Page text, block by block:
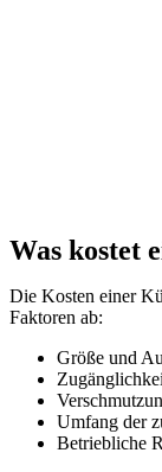
Was kostet
Die Kosten einer
Faktoren ab:
Größe und
Umfang der
Betriebliche